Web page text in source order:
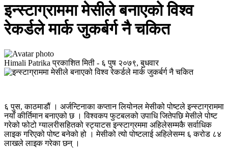
इन्स्टाग्राममा मेसीले बनाएको विश्व
रेकर्डले मार्क जुकर्बर्ग नै चकित
Himali Patrika प्रकाशित मिती - ६ पुष २०७९, बुधवार
६ पुस, काठमाडौं । अर्जन्टिनाका कप्तान लियोनल मेसीको पोष्टले इन्स्टाग्राममा
नयाँ कीर्तिमान बनाएको छ । विश्वकप फुटबलको उपाधि जितेपछि मेसीले पोष्ट
गरेको फोटो ग्यालरीसहितको स्ट्याटस इन्स्टाग्रममा अहिलेसम्मकै सर्वाधिक
लाइक गरिएको पोष्ट बनेको हो । मेसीको त्यो पोष्टलाई अहिलेसम्म ६ करोड ८४
लाखले लाइक गरेका छन् ।